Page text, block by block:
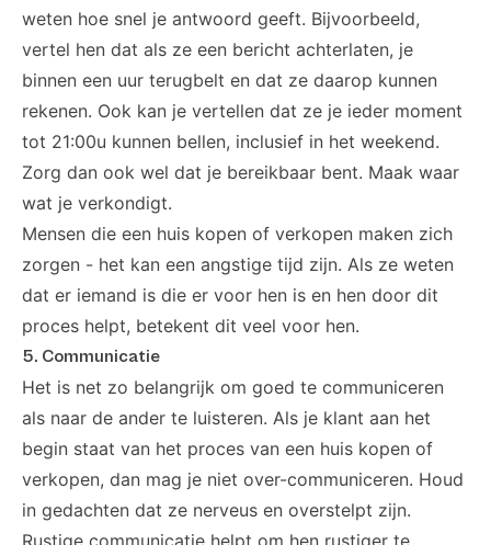
weten hoe snel je antwoord geeft. Bijvoorbeeld,
vertel hen dat als ze een bericht achterlaten, je
binnen een uur terugbelt en dat ze daarop kunnen
rekenen. Ook kan je vertellen dat ze je ieder moment
tot 21:00u kunnen bellen, inclusief in het weekend.
Zorg dan ook wel dat je bereikbaar bent. Maak waar
wat je verkondigt.
Mensen die een huis kopen of verkopen maken zich
zorgen - het kan een angstige tijd zijn. Als ze weten
dat er iemand is die er voor hen is en hen door dit
proces helpt, betekent dit veel voor hen.
5. Communicatie
Het is net zo belangrijk om goed te communiceren
als naar de ander te luisteren. Als je klant aan het
begin staat van het proces van een huis kopen of
verkopen, dan mag je niet over-communiceren. Houd
in gedachten dat ze nerveus en overstelpt zijn.
Rustige communicatie helpt om hen rustiger te